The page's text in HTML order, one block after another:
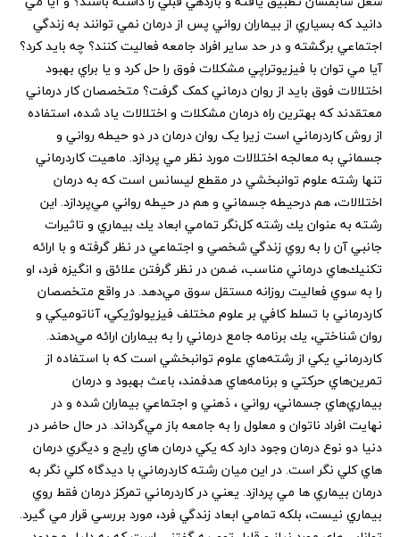
دانيد که بسياري از بيماران رواني پس از درمان نمي توانند به زندگي
اجتماعي برگشته و در حد ساير افراد جامعه فعاليت کنند؟ چه بايد کرد؟
آيا مي توان با فيزيوتراپي مشکلات فوق را حل کرد و يا براي بهبود
اختلالات فوق بايد از روان درماني کمک گرفت؟ متخصصان کار درماني
معتقدند که بهترين راه درمان مشکلات و اختلالات ياد شده، استفاده
از روش کاردرماني است زيرا يک روان درمان در دو حيطه رواني و
جسماني به معالجه اختلالات مورد نظر مي پردازد. ماهيت كاردرماني
تنها رشته علوم توانبخشي در مقطع ليسانس است كه به درمان
اختلالات، هم درحيطه جسماني و هم در حيطه رواني مي‌پردازد. اين
رشته به عنوان يك رشته كل‌نگر تمامي ابعاد يك بيماري و تاثيرات
جانبي آن را به روي زندگي شخصي و اجتماعي در نظر گرفته و با ارائه
تكنيك‌هاي درماني مناسب، ضمن در نظر گرفتن علائق و انگيزه فرد، او
را به سوي فعاليت روزانه مستقل سوق مي‌دهد. در واقع متخصصان
كاردرماني با تسلط كافي بر علوم مختلف فيزيولوژيكي، آناتوميكي و
روان شناختي، يك برنامه جامع درماني را به بيماران ارائه مي‌دهند.
كاردرماني يكي از رشته‌هاي علوم توانبخشي است كه با استفاده از
تمرين‌هاي حركتي و برنامه‌هاي هدفمند، باعث بهبود و درمان
بيماري‌هاي جسماني، رواني ، ذهني و اجتماعي بيماران شده و در
نهايت افراد ناتوان و معلول را به جامعه باز مي‌گرداند. در حال حاضر در
دنيا دو نوع درمان وجود دارد که يکي درمان هاي رايج و ديگري درمان
هاي کلي نگر است. در اين ميان رشته کاردرماني با ديدگاه کلي نگر به
درمان بيماري ها مي پردازد. يعني در کاردرماني تمرکز درمان فقط روي
بيماري نيست، بلکه تمامي ابعاد زندگي فرد، مورد بررسي قرار مي گيرد.